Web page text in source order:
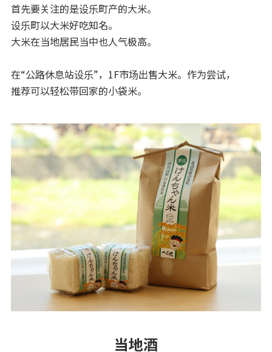
首先要关注的是设乐町产的大米。
设乐町以大米好吃知名。
大米在当地居民当中也人气极高。
在“公路休息站设乐”，1F市场出售大米。作为尝试，
推荐可以轻松带回家的小袋米。
当地酒